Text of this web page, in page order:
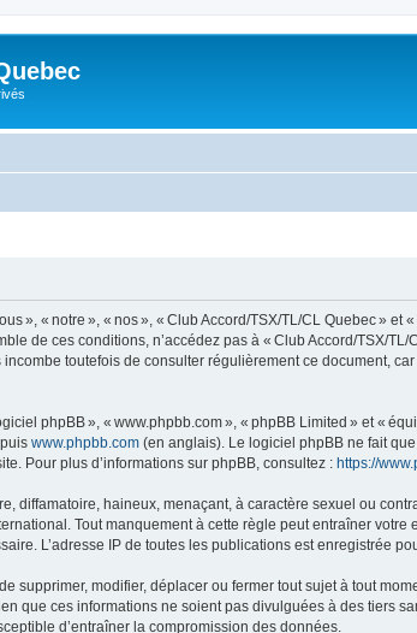
», « notre », « nos », « Club Accord/TSX/TL/CL Quebec » et
de ces conditions, n’accédez pas à « Club Accord/TSX/
toutefois de consulter régulièrement ce document,
phpBB », « www.phpbb.com », « phpBB Limited » et «
www.phpbb.com (en anglais). Le logiciel phpBB ne fait
Pour plus d’informations sur phpBB, consultez : https://
diffamatoire, haineux, menaçant, à caractère sexuel ou
Tout manquement à cette règle peut entraîner
L’adresse IP de toutes les publications est enregistrée
supprimer, modifier, déplacer ou fermer tout sujet à tout
que ces informations ne soient pas divulguées à des tiers
d’entraîner la compromission des données.